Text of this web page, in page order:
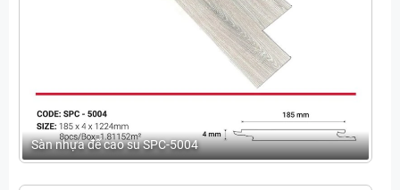
Sàn nhựa đế cao su SPC-5004